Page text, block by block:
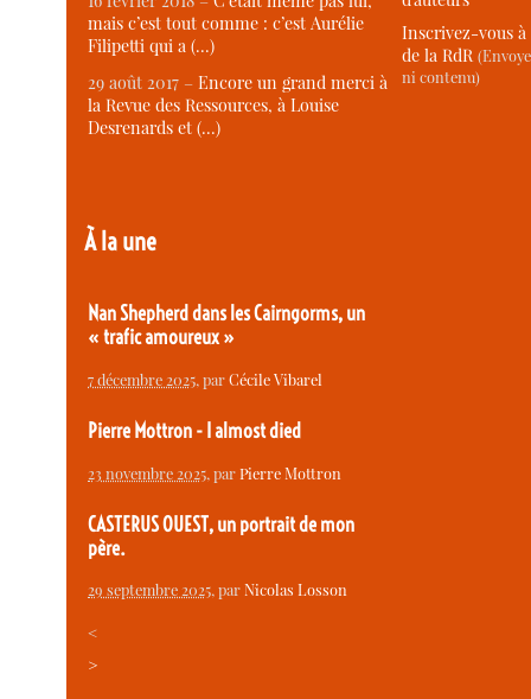
mais c’est tout comme : c’est Aurélie
Filipetti qui a (…)
29 août 2017 –Encore un grand merci à
la Revue des Ressources, à Louise
Desrenards et (…)
À la une
Nan Shepherd dans les Cairngorms, un
« trafic amoureux »
7 décembre 2025, parCécile Vibarel
Pierre Mottron - I almost died
23 novembre 2025, parPierre Mottron
CASTERUS OUEST, un portrait de mon
père.
29 septembre 2025, parNicolas Losson
<
>
Inscrivez-vous
de la RdR
ni contenu)